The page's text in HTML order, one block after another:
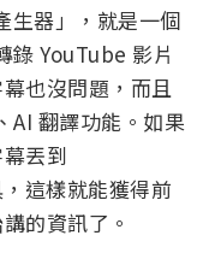
生器」，就是一個
錄 YouTube 影片
也沒問題，而且
AI 翻譯功能。如果
丟到
這樣就能獲得前
的資訊了。